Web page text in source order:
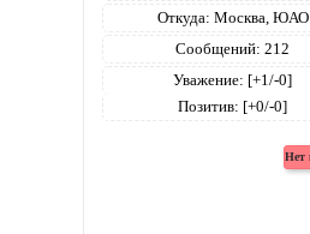
Откуда: Москва, ЮАО
Сообщений: 212
Уважение: [+1/-0]
Позитив: [+0/-0]